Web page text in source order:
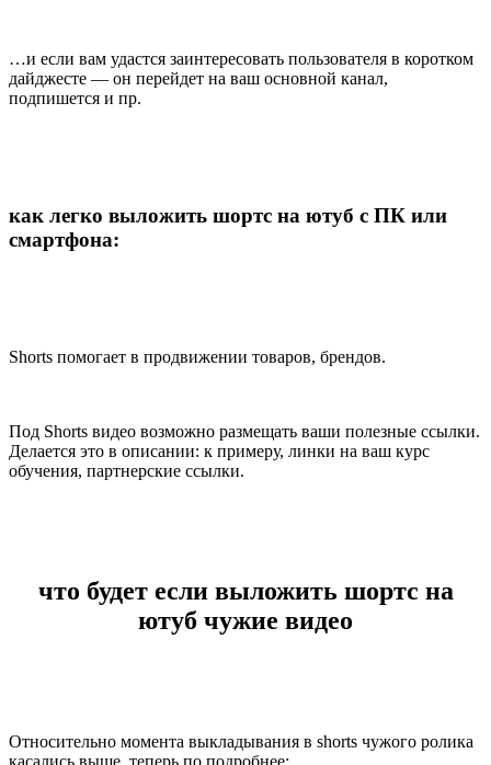
…и если вам удастся заинтересовать пользователя в коротком
дайджесте — он перейдет на ваш основной канал,
подпишется и пр.
как легко выложить шортс на ютуб с ПК или
смартфона:
Shorts помогает в продвижении товаров, брендов.
Под Shorts видео возможно размещать ваши полезные ссылки.
Делается это в описании: к примеру, линки на ваш курс
обучения, партнерские ссылки.
что будет если выложить шортс на
ютуб чужие видео
Относительно момента выкладывания в shorts чужого ролика